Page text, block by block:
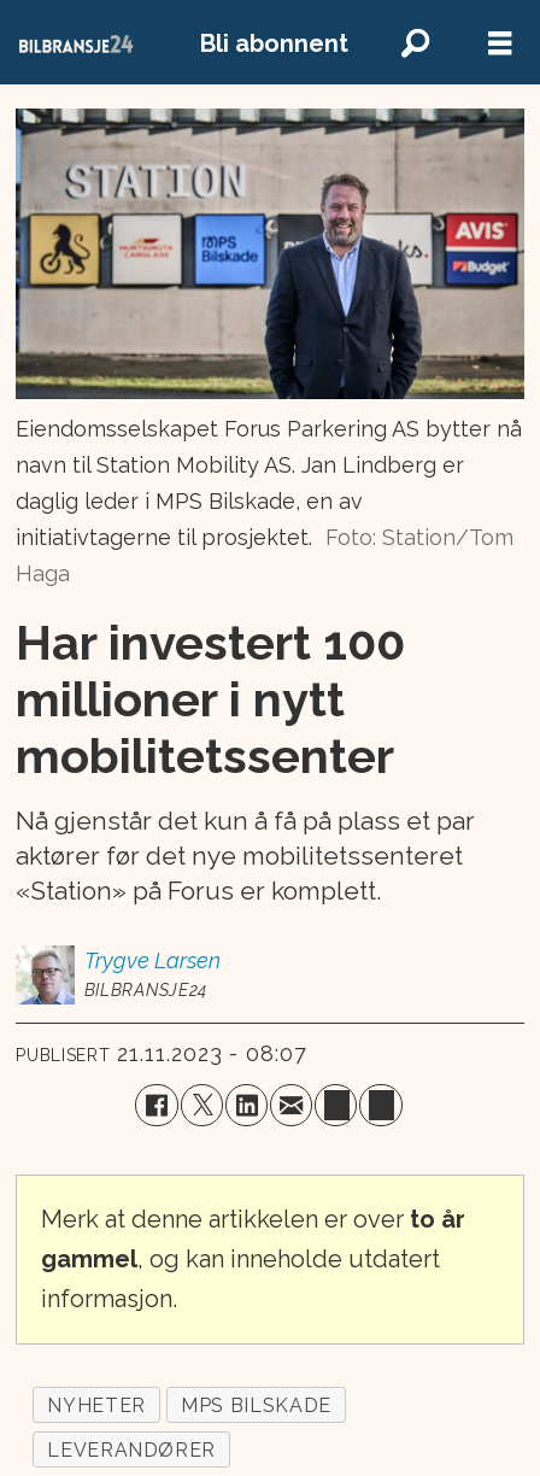
Bli abonnent
Eiendomsselskapet Forus Parkering AS bytter nå
navn til Station Mobility AS. Jan Lindberg er
daglig leder i MPS Bilskade, en av
initiativtagerne til prosjektet.
Foto: Station/Tom
Haga
Har investert 100
millioner i nytt
mobilitetssenter
Nå gjenstår det kun å få på plass et par
aktører før det nye mobilitetssenteret
«Station» på Forus er komplett.
Trygve Larsen
BILBRANSJE24
PUBLISERT 21.11.2023 - 08:07
Merk at denne artikkelen er over to år
gammel, og kan inneholde utdatert
informasjon.
NYHETER
MPS BILSKADE
LEVERANDØRER